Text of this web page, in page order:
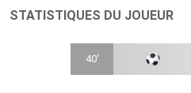
STATISTIQUES DU JOUEUR
40'